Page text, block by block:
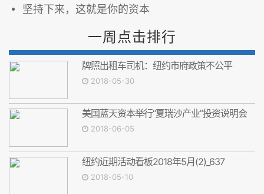
坚持下来，这就是你的资本
一周点击排行
牌照出租车司机：纽约市府政策不公平
2018-05-30
美国蓝天资本举行“夏瑞沙产业”投资说明会
2018-06-05
纽约近期活动看板2018年5月(2)_637
2018-05-10